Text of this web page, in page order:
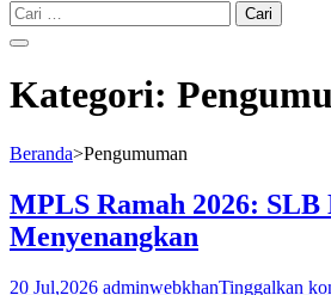
Cari
untuk:
Kategori:
Beranda>Pengumuman
MPLS Ramah 2026:
Menyenangkan
20 Jul,2026 adminwebkhanTinggalkan